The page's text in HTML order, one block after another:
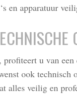
en apparatuur
u van
ook technisch
alles veilig en